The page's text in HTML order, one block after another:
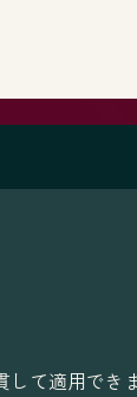
て適用でき